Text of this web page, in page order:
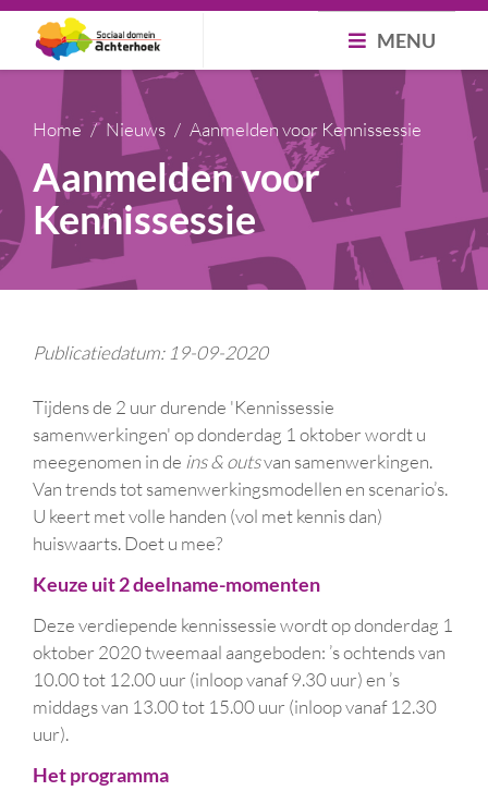
MENU
Home Nieuws Aanmelden voor Kennissessie
Aanmelden voor
Kennissessie
Publicatiedatum: 19-09-2020
Tijdens de 2 uur durende 'Kennissessie
samenwerkingen' op donderdag 1 oktober wordt u
meegenomen in de ins & outsvan samenwerkingen.
Van trends tot samenwerkingsmodellen en scenario’s.
U keert met volle handen (vol met kennis dan)
huiswaarts. Doet u mee?
Keuze uit 2 deelname-momenten
Deze verdiepende kennissessie wordt op donderdag 1
oktober 2020 tweemaal aangeboden: ’s ochtends van
10.00 tot 12.00 uur (inloop vanaf 9.30 uur) en ’s
middags van 13.00 tot 15.00 uur (inloop vanaf 12.30
uur).
Het programma